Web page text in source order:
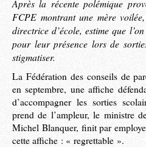
Après la récente polémique
FCPE montrant une mère
directrice d’école, estime que
pour leur présence lors de
stigmatiser.
La Fédération des conseils de
en septembre, une affiche
d’accompagner les sorties
prend de l’ampleur, le ministre
Michel Blanquer, finit par
cette affiche : « regrettable ».